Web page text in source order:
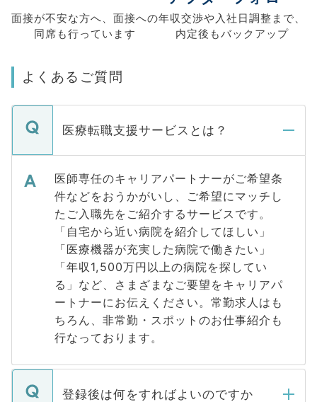
面接が不安な方へ、 面接への
同席も行っています
年収交渉や 入社日調整まで、
内定後もバックアップ
よくあるご質問
医療転職支援サービスとは？
医師専任のキャリアパートナーがご希望条
件などをおうかがいし、ご希望にマッチし
たご入職先をご紹介するサービスです。
「自宅から近い病院を紹介してほしい」
「医療機器が充実した病院で働きたい」
「年収1,500万円以上の病院を探してい
る」など、さまざまなご要望をキャリアパ
ートナーにお伝えください。常勤求人はも
ちろん、非常勤・スポットのお仕事紹介も
行なっております。
登録後は何をすればよいのですか